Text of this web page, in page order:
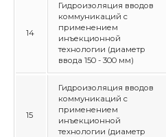
14
Гидроизоляция вводов
коммуникаций с
применением
инъекционной
технологии (диаметр
ввода 150 - 300 мм)
15
Гидроизоляция вводов
коммуникаций с
применением
инъекционной
технологии (диаметр